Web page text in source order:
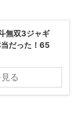
無双3ジャギ
だった！65
る